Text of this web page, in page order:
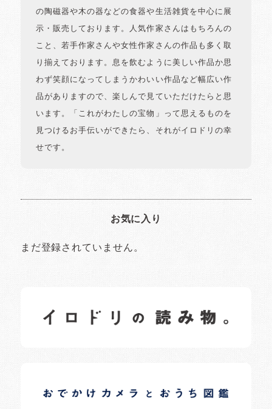
の陶磁器や木の器などの食器や生活雑貨を中心に展
示・販売しております。人気作家さんはもちろんの
こと、若手作家さんや女性作家さんの作品も多く取
り揃えております。息を飲むように美しい作品か思
わず笑顔になってしまうかわいい作品など幅広い作
品がありますので、楽しんで見ていただけたらと思
います。「これがわたしの宝物」って思えるものを
見つけるお手伝いができたら、それがイロドリの幸
せです。
お気に入り
まだ登録されていません。
日常の様子など随時更新中です。
日常の様子など随時更新中です。